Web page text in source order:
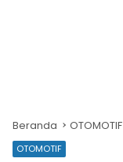
Beranda OTOMOTIF
OTOMOTIF